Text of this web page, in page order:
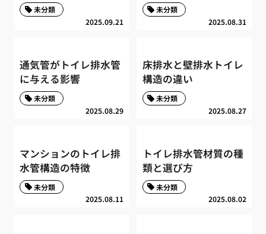
2025.09.21
未分類
2025.08.31
未分類
通気管がトイレ排水管
に与える影響
2025.08.29
未分類
床排水と壁排水トイレ
構造の違い
2025.08.27
未分類
マンションのトイレ排
水管構造の特徴
2025.08.11
未分類
トイレ排水管材質の種
類と選び方
2025.08.02
未分類